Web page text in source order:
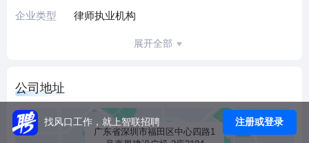
入、透彻地理解客户需求。恒都律师的工作语言涵盖英语、
提供法律、财务、政府关系和经营战略等领域的优质服务。
企业类型 律师执业机构
展开全部
公司地址
广东省深圳市福田区中心四路1
找风口工作，就上智联招聘 注册或登录